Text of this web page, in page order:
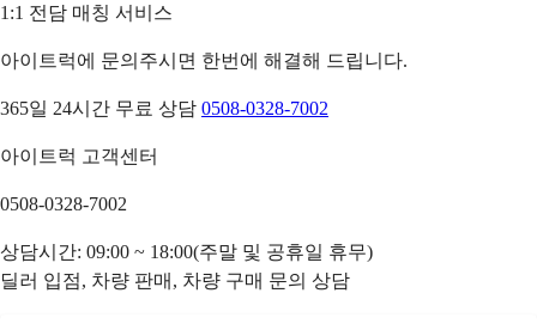
1:1 전담 매칭 서비스
아이트럭에 문의주시면 한번에 해결해 드립니다.
365일 24시간 무료 상담 0508-0328-7002
아이트럭 고객센터
0508-0328-7002
상담시간: 09:00 ~ 18:00(주말 및 공휴일 휴무)
딜러 입점, 차량 판매, 차량 구매 문의 상담